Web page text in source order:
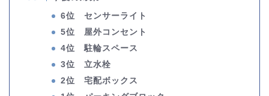
6位 センサーライト
5位 屋外コンセント
4位 駐輪スペース
3位 立水栓
2位 宅配ボックス